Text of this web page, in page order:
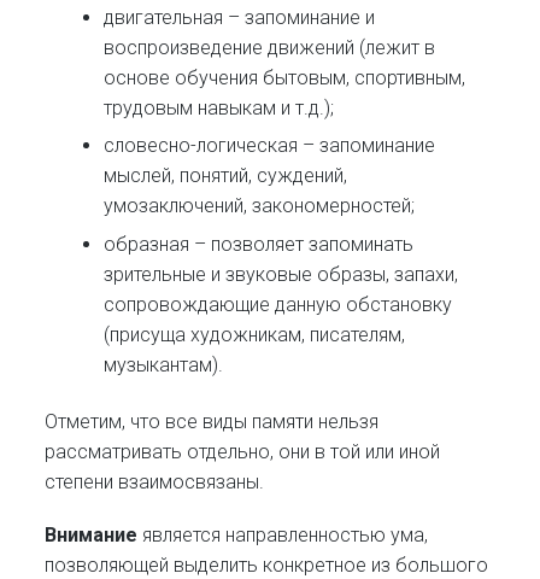
двигательная – запоминание и
воспроизведение движений (лежит в
основе обучения бытовым, спортивным,
трудовым навыкам и т.д.);
словесно-логическая – запоминание
мыслей, понятий, суждений,
умозаключений, закономерностей;
образная – позволяет запоминать
зрительные и звуковые образы, запахи,
сопровождающие данную обстановку
(присуща художникам, писателям,
музыкантам).
Отметим, что все виды памяти нельзя
рассматривать отдельно, они в той или иной
степени взаимосвязаны.
Внимание является направленностью ума,
позволяющей выделить конкретное из большого